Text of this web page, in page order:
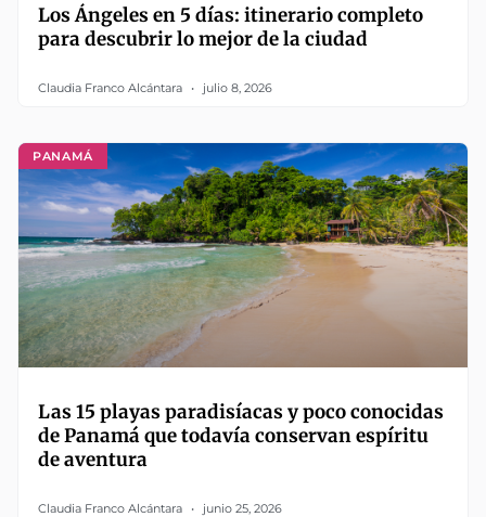
Los Ángeles en 5 días: itinerario completo
para descubrir lo mejor de la ciudad
Claudia Franco Alcántara julio 8, 2026
PANAMÁ
Las 15 playas paradisíacas y poco conocidas
de Panamá que todavía conservan espíritu
de aventura
Claudia Franco Alcántara junio 25, 2026